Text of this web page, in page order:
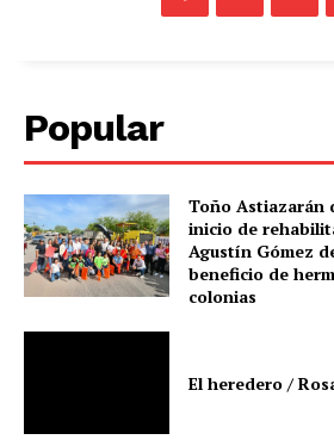
Popular
Toño Astiazarán
inicio de
Agustín Gómez
beneficio de
colonias
El heredero /